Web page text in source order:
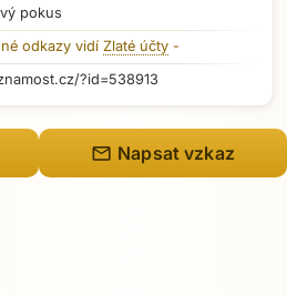
pokus
odkazy vidí Zlaté účty -
?id=538913
mail Napsat vzkaz